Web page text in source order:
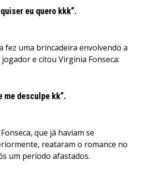
eu quero kkk”.
fez uma brincadeira envolvendo a
e citou Virginia Fonseca:
me desculpe kk”.
que já haviam se
reataram o romance no
um período afastados.